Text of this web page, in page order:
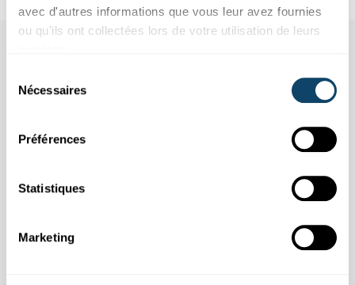
avec d'autres informations que vous leur avez fournies
ou qu'ils ont collectées lors de votre utilisation de leurs
Nécessaires
Préférences
Statistiques
Marketing